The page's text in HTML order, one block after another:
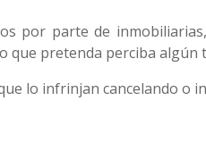
por parte de
pretenda perciba algún
lo infrinjan cancelando o